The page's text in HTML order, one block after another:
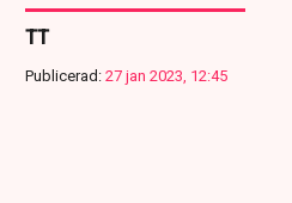
TT
Publicerad: 27 jan 2023, 12:45